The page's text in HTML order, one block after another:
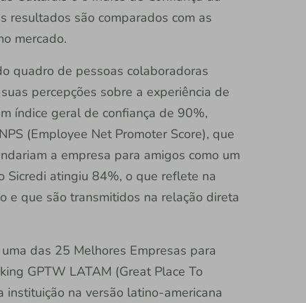
resultados são comparados com as
mercado.
quadro de pessoas colaboradoras
percepções sobre a experiência de
índice geral de confiança de 90%,
(Employee Net Promoter Score), que
a empresa para amigos como um
Sicredi atingiu 84%, o que reflete na
e que são transmitidos na relação direta
das 25 Melhores Empresas para
GPTW LATAM (Great Place To
na versão latino-americana